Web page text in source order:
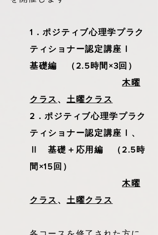
1．ポジティブ心理学プラク
ティショナー認定講座Ⅰ
基礎編 （2.5時間×3回）
木曜
クラス 、 土曜クラス
2．ポジティブ心理学プラク
ティショナー認定講座Ⅰ、
Ⅱ 基礎＋応用編 （2.5時
間×15回）
木曜
クラス 、 土曜クラス